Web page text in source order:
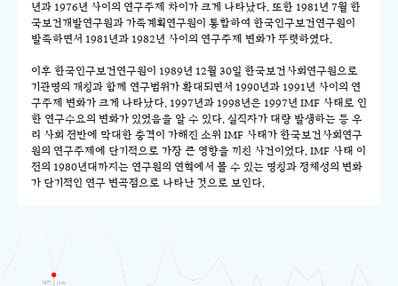
년과 1976년 사이의 연구주제 차이가 크게 나타났다. 또한 1981년 7월 한
국보건개발연구원과 가족계획연구원이 통합하여 한국인구보건연구원이
발족하면서 1981년과 1982년 사이의 연구주제 변화가 뚜렷하였다.
이후 한국인구보건연구원이 1989년 12월 30일 한국보건사회연구원으로
기관명의 개칭과 함께 연구범위가 확대되면서 1990년과 1991년 사이의 연
구주제 변화가 크게 나타났다. 1997년과 1998년은 1997년 IMF 사태로 인
한 연구수요의 변화가 있었음을 알 수 있다. 실직자가 대량 발생하는 등 우
리 사회 전반에 막대한 충격이 가해진 소위 IMF 사태가 한국보건사회연구
원의 연구주제에 단기적으로 가장 큰 영향을 끼친 사건이었다. IMF 사태 이
전의 1980년대까지는 연구원의 연혁에서 볼 수 있는 명칭과 정체성의 변화
가 단기적인 연구 변곡점으로 나타난 것으로 보인다.